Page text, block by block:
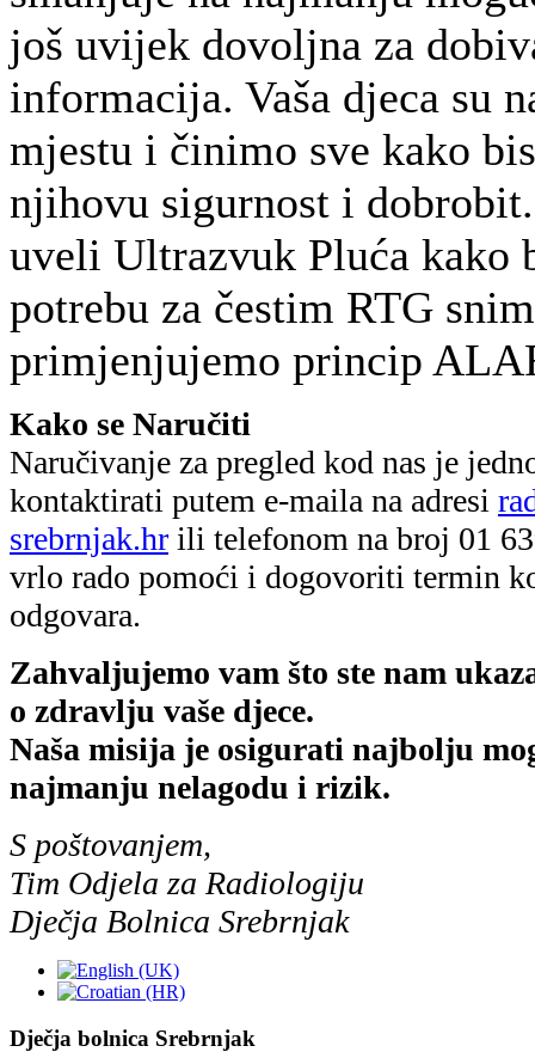
još uvijek dovoljna za
informacija. Vaša djeca su
mjestu i činimo sve kako
njihovu sigurnost i
uveli Ultrazvuk Pluća kako
potrebu za čestim RTG
primjenjujemo princip
Kako se Naručiti
Naručivanje za pregled kod nas je
kontaktirati putem e-maila na adresi
srebrnjak.hr ili telefonom na broj 01
vrlo rado pomoći i dogovoriti termin
odgovara.
Zahvaljujemo vam što ste nam
o zdravlju vaše djece.
Naša misija je osigurati najbolju
najmanju nelagodu i rizik.
S poštovanjem,
Tim Odjela za Radiologiju
Dječja Bolnica Srebrnjak
Dječja bolnica Srebrnjak